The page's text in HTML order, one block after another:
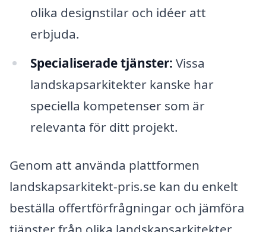
olika designstilar och idéer att
erbjuda.
Specialiserade tjänster: Vissa
landskapsarkitekter kanske har
speciella kompetenser som är
relevanta för ditt projekt.
Genom att använda plattformen
landskapsarkitekt-pris.se kan du enkelt
beställa offertförfrågningar och jämföra